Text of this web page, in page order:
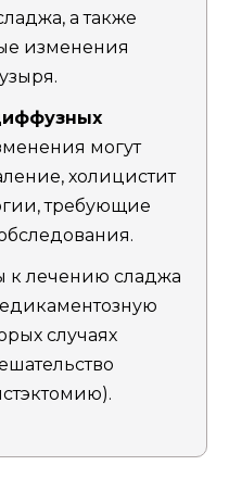
а также
изменения
могут
холицистит
требующие
к лечению сладжа
случаях